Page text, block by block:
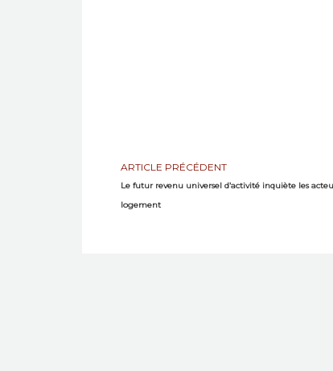
ARTICLE PRÉCÉDENT
Le futur revenu universel d’activité inquiète les
logement